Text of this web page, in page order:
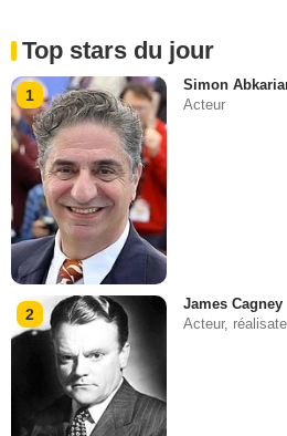
Top stars du jour
1
Simon
Acteur
2
James Cagney
Acteur,